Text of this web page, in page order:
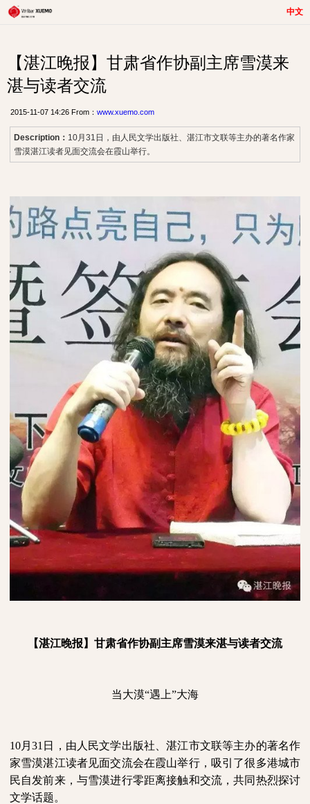
中文
【湛江晚报】甘肃省作协副主席雪漠来
湛与读者交流
2015-11-07 14:26 From： www.xuemo.com
Description： 10月31日，由人民文学出版社、湛江市文联等主办的著名作家
雪漠湛江读者见面交流会在霞山举行。
【湛江晚报】甘肃省作协副主席雪漠来湛与读者交流
当大漠“遇上”大海
10月31 日，由人民文学出版社、湛江市文联等主办的著名作
家雪漠湛江读者见面交流会在霞山举行，吸引了很多港城市
民自发前来，与雪漠进行零距离接触和交流，共同热烈探讨
文学话题。